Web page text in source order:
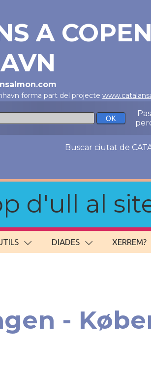
A
forma part del projecte
Buscar ciutat de
d'ull al
DIADES XERREM?
-